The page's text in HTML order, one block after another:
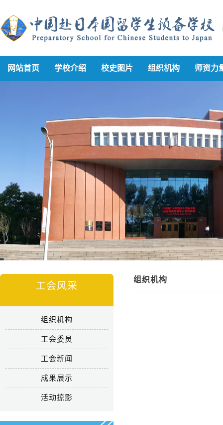
网站首页 学校介绍 校史图片 组织机构 师资力
工会风采
组织机构
工会委员
工会新闻
成果展示
活动掠影
组织机构